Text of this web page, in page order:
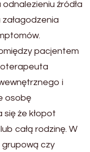
źródła
pacjentem
i
osobę
że kłopot
całą rodzinę. W
grupową czy